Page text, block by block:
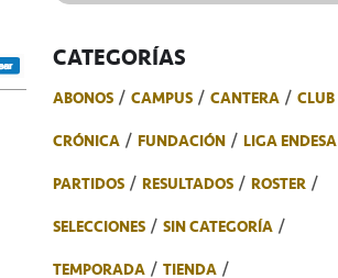
CATEGORÍAS
ABONOS CAMPUS CANTERA
CLUB
CRÓNICA
FUNDACIÓN
LIGA ENDESA
PARTIDOS
RESULTADOS
ROSTER
SELECCIONES
SIN CATEGORÍA
TEMPORADA
TIENDA